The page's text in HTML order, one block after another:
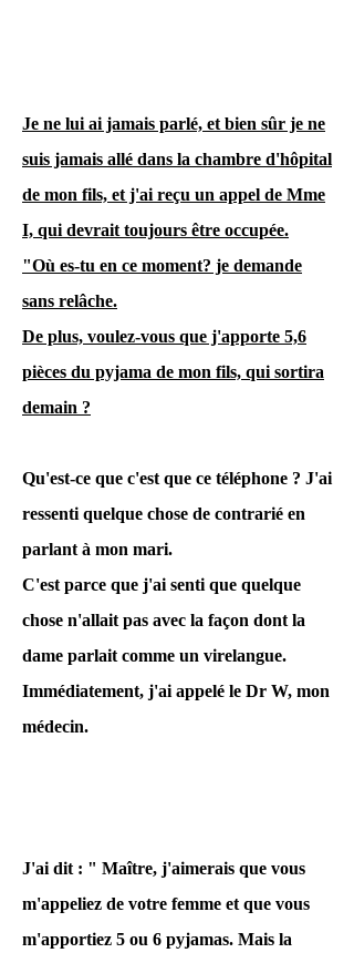
tentatives de meurtre
inutilement
intentionnelles. Il est
dit que.
Et cette fois, j'ai
déposé la plainte
finale à la police de
d'enregistrements
d'aveux, les policiers
ont toujours rendu
leurs plaintes
irrésistibles.
américains,
« Vous accusez
Je ne lui ai jamais parlé, et bien sûr je ne
suis jamais allé dans la chambre d'hôpital
de mon fils, et j'ai reçu un appel de Mme
I, qui devrait toujours être occupée.
"Où es-tu en ce moment? je demande
sans relâche.
De plus, voulez-vous que j'apporte 5,6
pièces du pyjama de mon fils, qui sortira
demain ?
Qu'est-ce que c'est que ce téléphone ? J'ai
ressenti quelque chose de contrarié en
parlant à mon mari.
C'est parce que j'ai senti que quelque
chose n'allait pas avec la façon dont la
dame parlait comme un virelangue.
Immédiatement, j'ai appelé le Dr W, mon
médecin.
J'ai dit : " Maître, j'aimerais que vous
m'appeliez de votre femme et que vous
m'apportiez 5 ou 6 pyjamas. Mais la